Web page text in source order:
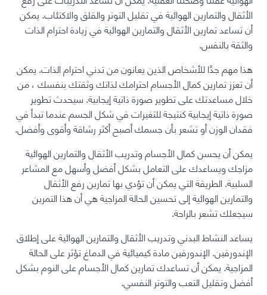
الأثقال والتمارين الهوائية في تقليل التوتر والقلق والاكتئاب. يمكن
أن تساعد تمارين الأثقال والتمارين الهوائية في زيادة احترام الذات
والثقة بالنفس.
هذا مهم جدًا للأشخاص الذين يعانون من تدني احترام الذات. يمكن
أن تعزز تمارين كمال الأجسام احترامك لذاتك وثقتك بنفسك ، من
خلال مساعدتك على تطوير صورة ذاتية إيجابية. سيحدث تطوير
صورة ذاتية إيجابية كنتيجة للتغيرات في شكل الجسم عندما تبدأ في
فقدان الوزن أو تشعر بأن جسمك أصبح أكثر رشاقة وأقوى وأفضل.
يمكن أن يحسن كمال الأجسام وتدريب الأثقال والتمارين الهوائية
مزاجك ويساعدك على التعامل بشكل أفضل وأسهل مع المشاعر
السلبية. الطريقة التي يمكن أن تؤدي بها تمارين رفع الأثقال
والتمارين الهوائية إلى تحسين الحالة المزاجية هي أن هذا التمرين
سيجعلك تشعر بالراحة.
يساعد النشاط البدني وتدريب الأثقال والتمارين الهوائية على إطلاق
الإندورفين. الإندورفين مادة كيميائية في الدماغ تؤثر على الحالة
المزاجية. يمكن أن تساعدك تمارين كمال الأجسام على النوم بشكل
أفضل وتقليل التعب والتوتر النفسي.